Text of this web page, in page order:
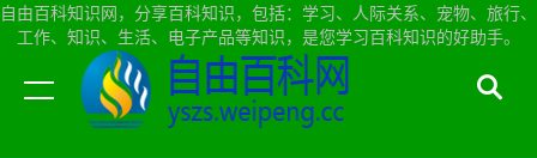
自由百科知识网，分享百科知识，包括：学习、人际关系、宠物、旅行、
工作、知识、生活、电子产品等知识，是您学习百科知识的好助手。
当前位置：自由百科知识网首页>生活